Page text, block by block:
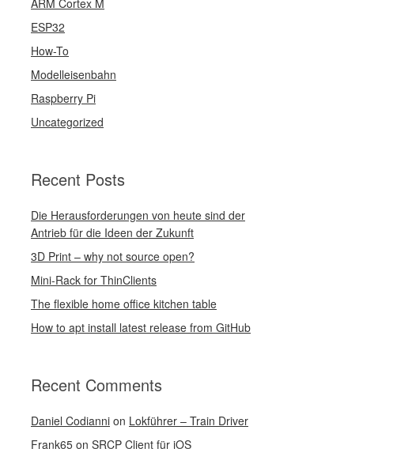
ARM Cortex M
ESP32
How-To
Modelleisenbahn
Raspberry Pi
Uncategorized
Recent Posts
Die Herausforderungen von heute sind der
Antrieb für die Ideen der Zukunft
3D Print – why not source open?
Mini-Rack for ThinClients
The flexible home office kitchen table
How to apt install latest release from GitHub
Recent Comments
Daniel Codianni on Lokführer – Train Driver
Frank65 on SRCP Client für iOS